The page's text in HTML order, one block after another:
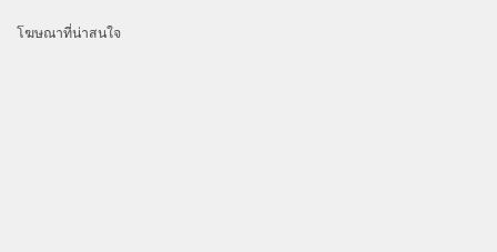
โฆษณาที่น่าสนใจ